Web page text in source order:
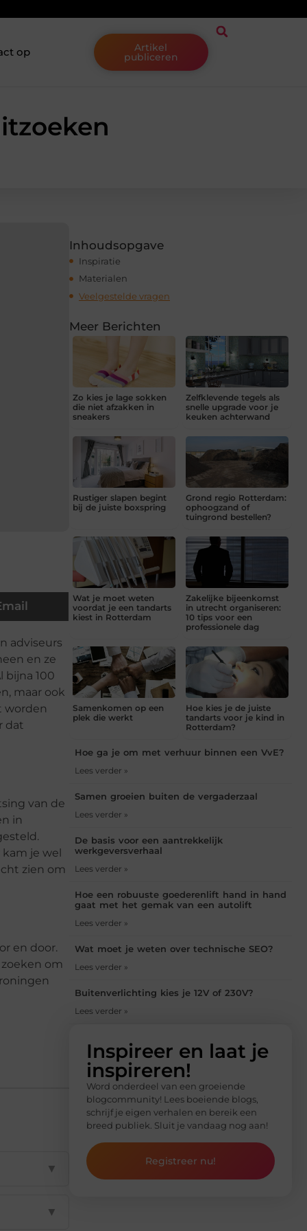
op Artikel
publiceren
adviseurs
en ze
bijna 100
maar ook
worden
dat
van de
in
je wel
zien om
en door.
om
▼
▼
Inhoudsopgave
Inspiratie
Materialen
Veelgestelde vragen
Meer Berichten
Zo kies je lage sokken
die niet afzakken in
sneakers
Zelfklevende tegels als
snelle upgrade voor je
keuken achterwand
Rustiger slapen begint
bij de juiste boxspring
Grond regio Rotterdam:
ophoogzand of
tuingrond bestellen?
Wat je moet weten
voordat je een tandarts
kiest in Rotterdam
Zakelijke bijeenkomst
in utrecht organiseren:
10 tips voor een
professionele dag
Samenkomen op een
plek die werkt
Hoe kies je de juiste
tandarts voor je kind in
Rotterdam?
Hoe ga je om met verhuur binnen een VvE?
Lees verder »
Samen groeien buiten de vergaderzaal
Lees verder »
De basis voor een aantrekkelijk
werkgeversverhaal
Lees verder »
Hoe een robuuste goederenlift hand in hand
gaat met het gemak van een autolift
Lees verder »
Wat moet je weten over technische SEO?
Lees verder »
Buitenverlichting kies je 12V of 230V?
Lees verder »
Inspireer en laat je
inspireren!
Word onderdeel van een groeiende
blogcommunity! Lees boeiende blogs,
schrijf je eigen verhalen en bereik een
breed publiek. Sluit je vandaag nog aan!
Registreer nu!